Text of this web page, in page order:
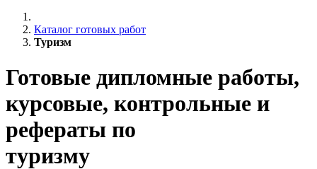
Каталог готовых работ
Туризм
Готовые дипломные работы,
курсовые, контрольные и
рефераты по
туризму